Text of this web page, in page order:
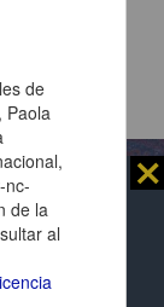
sus
a
⨯
de
Paola
nc-
de la
al